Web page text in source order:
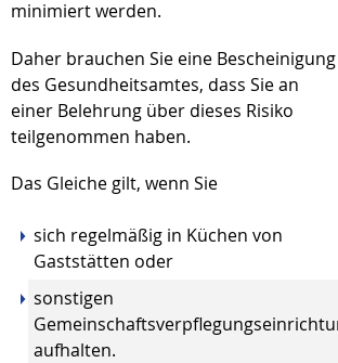
minimiert werden.
Daher brauchen Sie eine Bescheinigung
des Gesundheitsamtes, dass Sie an
einer Belehrung über dieses Risiko
teilgenommen haben.
Das Gleiche gilt, wenn Sie
sich regelmäßig in Küchen von
Gaststätten oder
sonstigen
aufhalten.